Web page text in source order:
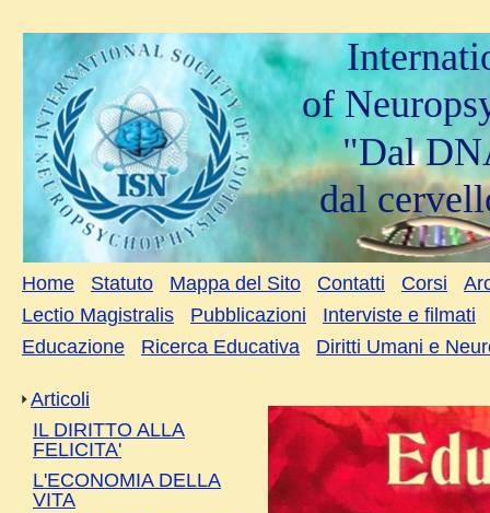
of
"Dal
dal
Home Statuto Mappa del Sito Contatti Corsi
Lectio Magistralis
Pubblicazioni
Interviste e filmati
Educazione
Ricerca Educativa Diritti Umani e
Articoli
IL DIRITTO ALLA
FELICITA'
L'ECONOMIA DELLA
VITA